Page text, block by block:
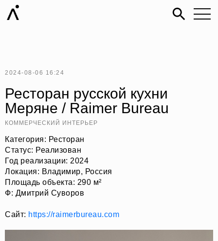
2024-08-06 16:24
Ресторан русской кухни
Меряне / Raimer Bureau
КОММЕРЧЕСКИЙ ИНТЕРЬЕР
Категория: Ресторан
Статус: Реализован
Год реализации: 2024
Локация: Владимир, Россия
Площадь объекта: 290 м²
Ф: Дмитрий Суворов
Сайт: https://raimerbureau.com